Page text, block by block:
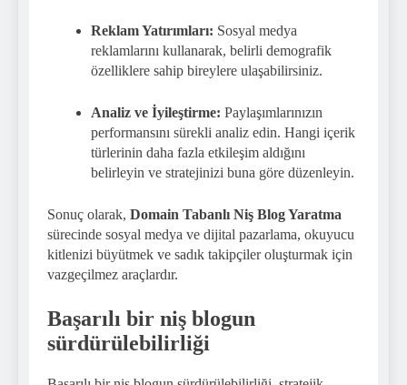
Reklam Yatırımları: Sosyal medya
reklamlarını kullanarak, belirli demografik
özelliklere sahip bireylere ulaşabilirsiniz.
Analiz ve İyileştirme: Paylaşımlarınızın
performansını sürekli analiz edin. Hangi içerik
türlerinin daha fazla etkileşim aldığını
belirleyin ve stratejinizi buna göre düzenleyin.
Sonuç olarak, Domain Tabanlı Niş Blog Yaratma
sürecinde sosyal medya ve dijital pazarlama, okuyucu
kitlenizi büyütmek ve sadık takipçiler oluşturmak için
vazgeçilmez araçlardır.
Başarılı bir niş blogun
sürdürülebilirliği